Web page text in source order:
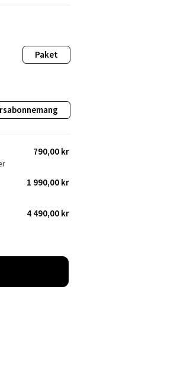
Paket
790,00 kr
1 990,00 kr
4 490,00 kr